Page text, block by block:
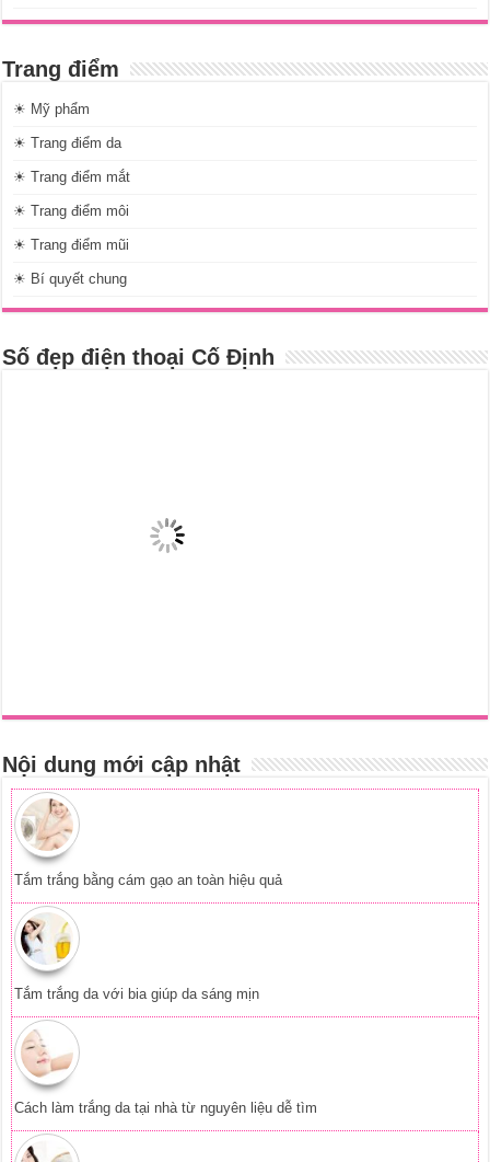
Trang điểm
☀ Mỹ phẩm
☀ Trang điểm da
☀ Trang điểm mắt
☀ Trang điểm môi
☀ Trang điểm mũi
☀ Bí quyết chung
Số đẹp điện thoại Cố Định
Nội dung mới cập nhật
Tắm trắng bằng cám gạo an toàn hiệu quả
Tắm trắng da với bia giúp da sáng mịn
Cách làm trắng da tại nhà từ nguyên liệu dễ tìm